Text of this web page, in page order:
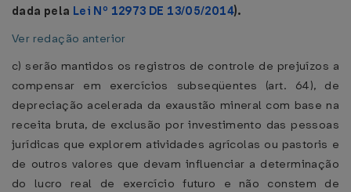
dada pela Lei Nº 12973 DE 13/05/2014).
Ver redação anterior
c) serão mantidos os registros de controle de prejuízos a
compensar em exercícios subseqüentes (art. 64), de
depreciação acelerada da exaustão mineral com base na
receita bruta, de exclusão por investimento das pessoas
jurídicas que explorem atividades agrícolas ou pastoris e
de outros valores que devam influenciar a determinação
do lucro real de exercício futuro e não constem de